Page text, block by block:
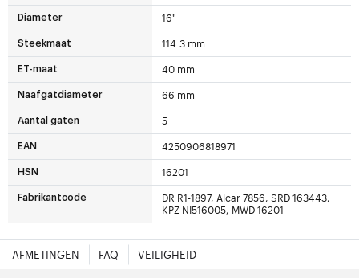
Diameter 16"
Steekmaat 114.3 mm
ET-maat 40 mm
Naafgatdiameter 66 mm
Aantal gaten 5
EAN 4250906818971
HSN 16201
Fabrikantcode
DR R1-1897, Alcar 7856, SRD 163443,
KPZ NI516005, MWD 16201
AFMETINGEN FAQ VEILIGHEID